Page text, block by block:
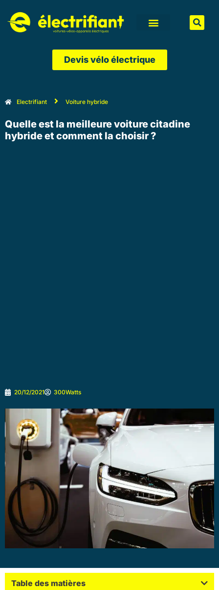
au
contenu
Devis vélo électrique
Electrifiant Voiture hybride
Quelle est la meilleure voiture citadine
hybride et comment la choisir ?
20/12/2021 300Watts
Table des matières